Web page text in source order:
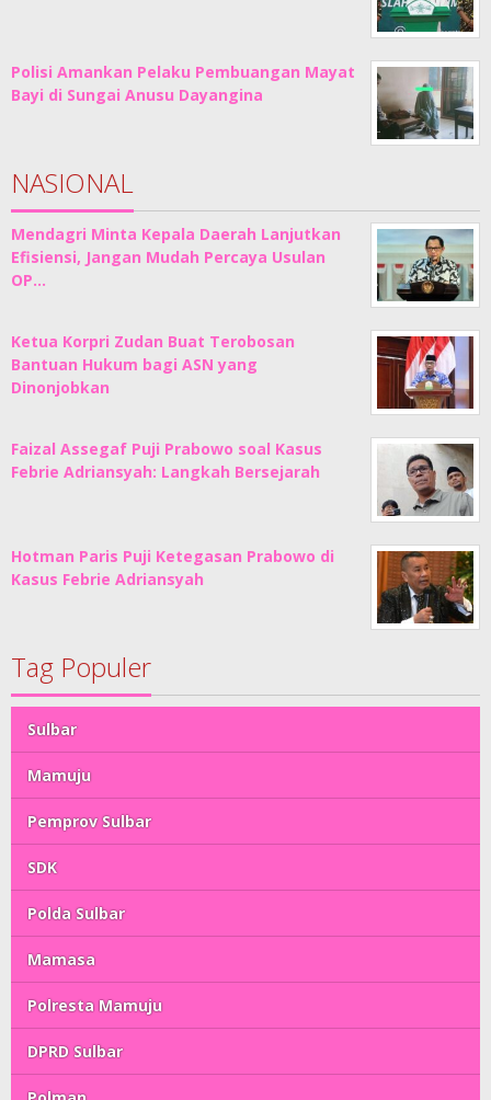
Polisi Amankan Pelaku Pembuangan Mayat
Bayi di Sungai Anusu Dayangina
NASIONAL
Mendagri Minta Kepala Daerah Lanjutkan
Efisiensi, Jangan Mudah Percaya Usulan
OP…
Ketua Korpri Zudan Buat Terobosan
Bantuan Hukum bagi ASN yang
Dinonjobkan
Faizal Assegaf Puji Prabowo soal Kasus
Febrie Adriansyah: Langkah Bersejarah
Hotman Paris Puji Ketegasan Prabowo di
Kasus Febrie Adriansyah
Tag Populer
Sulbar
Mamuju
Pemprov Sulbar
SDK
Polda Sulbar
Mamasa
Polresta Mamuju
DPRD Sulbar